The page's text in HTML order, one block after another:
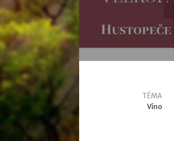
TÉMA
Víno